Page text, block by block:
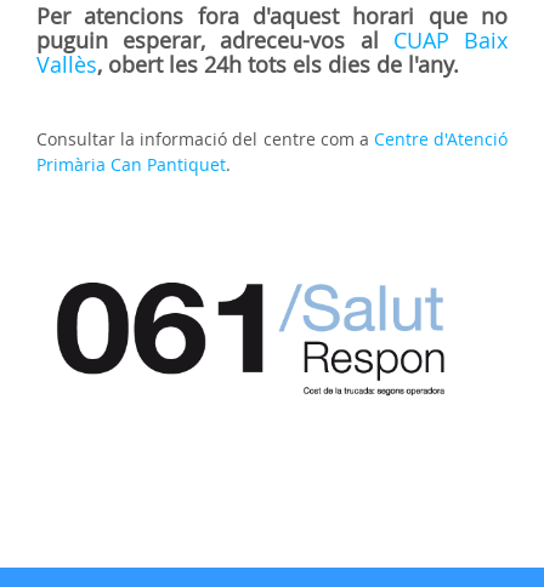
Per atencions fora d'aquest horari que no
puguin esperar, adreceu-vos al CUAP Baix
Vallès, obert les 24h tots els dies de l'any.
Consultar la informació del centre com a Centre d'Atenció
Primària Can Pantiquet.